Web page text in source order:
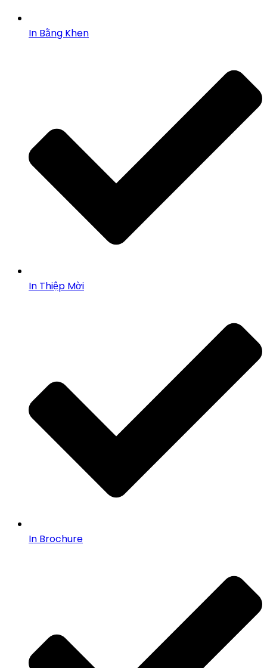
In Bằng Khen
In Thiệp Mời
In Brochure